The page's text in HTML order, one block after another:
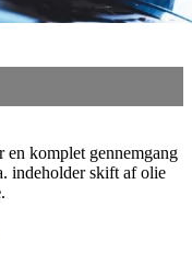
komplet gennemgang
indeholder skift af olie
.